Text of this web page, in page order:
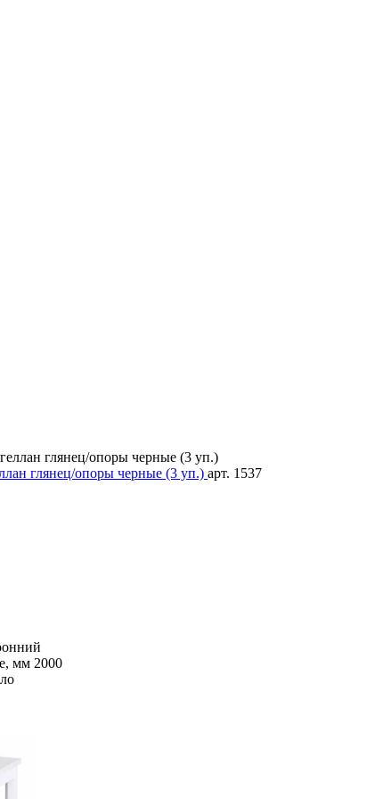
глянец/опоры черные (3 уп.) арт. 1537
мм 2000